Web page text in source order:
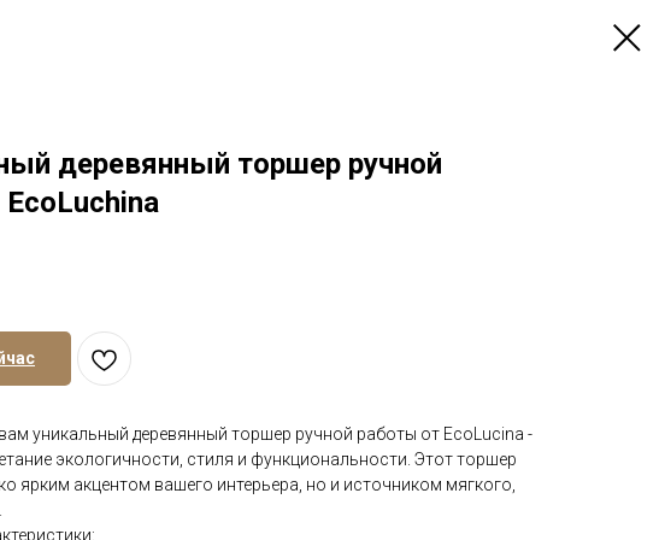
деревянный торшер ручной
уникальный деревянный торшер ручной работы от EcoLucina -
экологичности, стиля и функциональности. Этот торшер
ярким акцентом вашего интерьера, но и источником мягкого,